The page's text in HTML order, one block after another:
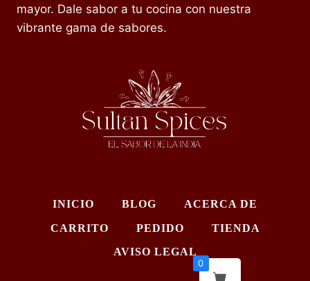
mayor. Dale sabor a tu cocina con nuestra
vibrante gama de sabores.
INICIO BLOG ACERCA DE
CARRITO PEDIDO TIENDA
AVISO LEGAL
0